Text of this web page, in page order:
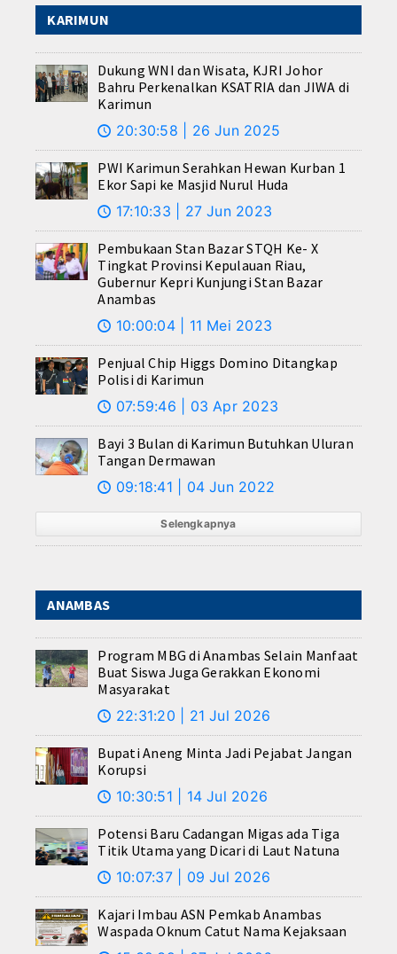
KARIMUN
Dukung WNI dan Wisata, KJRI Johor
Bahru Perkenalkan KSATRIA dan JIWA di
Karimun
🕔 20:30:58 | 26 Jun 2025
PWI Karimun Serahkan Hewan Kurban 1
Ekor Sapi ke Masjid Nurul Huda
🕔 17:10:33 | 27 Jun 2023
Pembukaan Stan Bazar STQH Ke- X
Tingkat Provinsi Kepulauan Riau,
Gubernur Kepri Kunjungi Stan Bazar
Anambas
🕔 10:00:04 | 11 Mei 2023
Penjual Chip Higgs Domino Ditangkap
Polisi di Karimun
🕔 07:59:46 | 03 Apr 2023
Bayi 3 Bulan di Karimun Butuhkan Uluran
Tangan Dermawan
🕔 09:18:41 | 04 Jun 2022
Selengkapnya
ANAMBAS
Program MBG di Anambas Selain Manfaat
Buat Siswa Juga Gerakkan Ekonomi
Masyarakat
🕔 22:31:20 | 21 Jul 2026
Bupati Aneng Minta Jadi Pejabat Jangan
Korupsi
🕔 10:30:51 | 14 Jul 2026
Potensi Baru Cadangan Migas ada Tiga
Titik Utama yang Dicari di Laut Natuna
🕔 10:07:37 | 09 Jul 2026
Kajari Imbau ASN Pemkab Anambas
Waspada Oknum Catut Nama Kejaksaan